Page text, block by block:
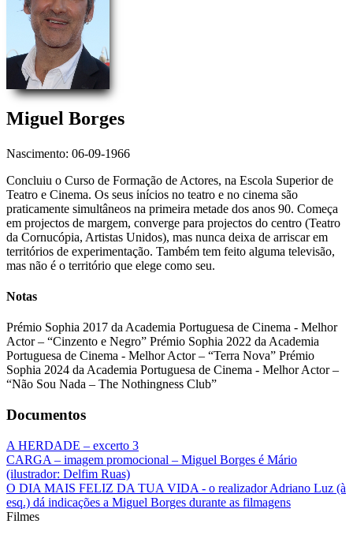
Miguel Borges
Nascimento: 06-09-1966
Concluiu o Curso de Formação de Actores, na Escola Superior de
Teatro e Cinema. Os seus inícios no teatro e no cinema são
praticamente simultâneos na primeira metade dos anos 90. Começa
em projectos de margem, converge para projectos do centro (Teatro
da Cornucópia, Artistas Unidos), mas nunca deixa de arriscar em
territórios de experimentação. Também tem feito alguma televisão,
mas não é o território que elege como seu.
Notas
Prémio Sophia 2017 da Academia Portuguesa de Cinema - Melhor
Actor – “Cinzento e Negro” Prémio Sophia 2022 da Academia
Portuguesa de Cinema - Melhor Actor – “Terra Nova” Prémio
Sophia 2024 da Academia Portuguesa de Cinema - Melhor Actor –
“Não Sou Nada – The Nothingness Club”
Documentos
A HERDADE – excerto 3
CARGA – imagem promocional – Miguel Borges é Mário
(ilustrador: Delfim Ruas)
O DIA MAIS FELIZ DA TUA VIDA - o realizador Adriano Luz (à
esq.) dá indicações a Miguel Borges durante as filmagens
Filmes